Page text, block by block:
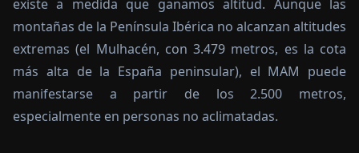
existe a medida que ganamos altitud. Aunque las
montañas de la Península Ibérica no alcanzan altitudes
extremas (el Mulhacén, con 3.479 metros, es la cota
más alta de la España peninsular), el MAM puede
manifestarse a partir de los 2.500 metros,
especialmente en personas no aclimatadas.